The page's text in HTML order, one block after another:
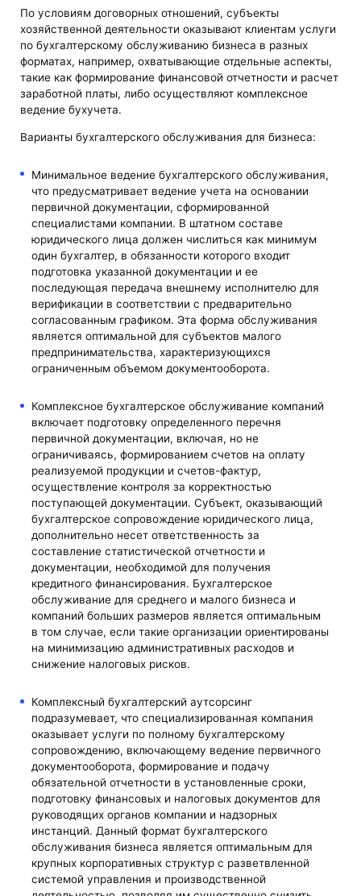
По условиям договорных отношений, субъекты
хозяйственной деятельности оказывают клиентам услуги
по бухгалтерскому обслуживанию бизнеса в разных
форматах, например, охватывающие отдельные аспекты,
такие как формирование финансовой отчетности и расчет
заработной платы, либо осуществляют комплексное
ведение бухучета.
Варианты бухгалтерского обслуживания для бизнеса:
Минимальное ведение бухгалтерского обслуживания,
что предусматривает ведение учета на основании
первичной документации, сформированной
специалистами компании. В штатном составе
юридического лица должен числиться как минимум
один бухгалтер, в обязанности которого входит
подготовка указанной документации и ее
последующая передача внешнему исполнителю для
верификации в соответствии с предварительно
согласованным графиком. Эта форма обслуживания
является оптимальной для субъектов малого
предпринимательства, характеризующихся
ограниченным объемом документооборота.
Комплексное бухгалтерское обслуживание компаний
включает подготовку определенного перечня
первичной документации, включая, но не
ограничиваясь, формированием счетов на оплату
реализуемой продукции и счетов-фактур,
осуществление контроля за корректностью
поступающей документации. Субъект, оказывающий
бухгалтерское сопровождение юридического лица,
дополнительно несет ответственность за
составление статистической отчетности и
документации, необходимой для получения
кредитного финансирования. Бухгалтерское
обслуживание для среднего и малого бизнеса и
компаний больших размеров является оптимальным
в том случае, если такие организации ориентированы
на минимизацию административных расходов и
снижение налоговых рисков.
Комплексный бухгалтерский аутсорсинг
подразумевает, что специализированная компания
оказывает услуги по полному бухгалтерскому
сопровождению, включающему ведение первичного
документооборота, формирование и подачу
обязательной отчетности в установленные сроки,
подготовку финансовых и налоговых документов для
руководящих органов компании и надзорных
инстанций. Данный формат бухгалтерского
обслуживания бизнеса является оптимальным для
крупных корпоративных структур с разветвленной
системой управления и производственной